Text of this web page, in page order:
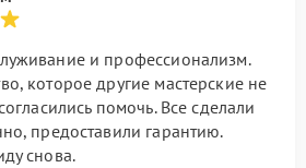
и профессионализм.
которое другие мастерские не
помочь. Все сделали
предоставили гарантию.
снова.